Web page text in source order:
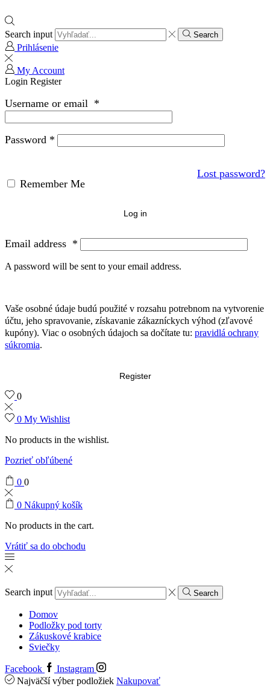
Search input Search
Prihlásenie
My Account
Login Register
Username or email *
Password *
Lost password?
Remember Me
Log in
Email address *
A password will be sent to your email address.
Vaše osobné údaje budú použité v rozsahu potrebnom na vytvorenie
účtu, jeho spravovanie, získavanie zákazníckych výhod (zľavové
kupóny). Viac o osobných údajoch sa dočítate tu: pravidlá ochrany
súkromia.
Register
0
0 My Wishlist
No products in the wishlist.
Pozrieť obľúbené
0 0
0 Nákupný košík
No products in the cart.
Vrátiť sa do obchodu
Search input Search
Domov
Podložky pod torty
Zákuskové krabice
Sviečky
Facebook
Instagram
Najväčší výber podložiek Nakupovať